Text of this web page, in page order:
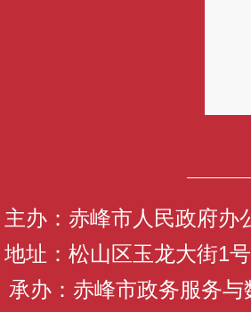
主办：赤峰市人民政府
地址：松山区玉龙大街1
承办：赤峰市政务服务